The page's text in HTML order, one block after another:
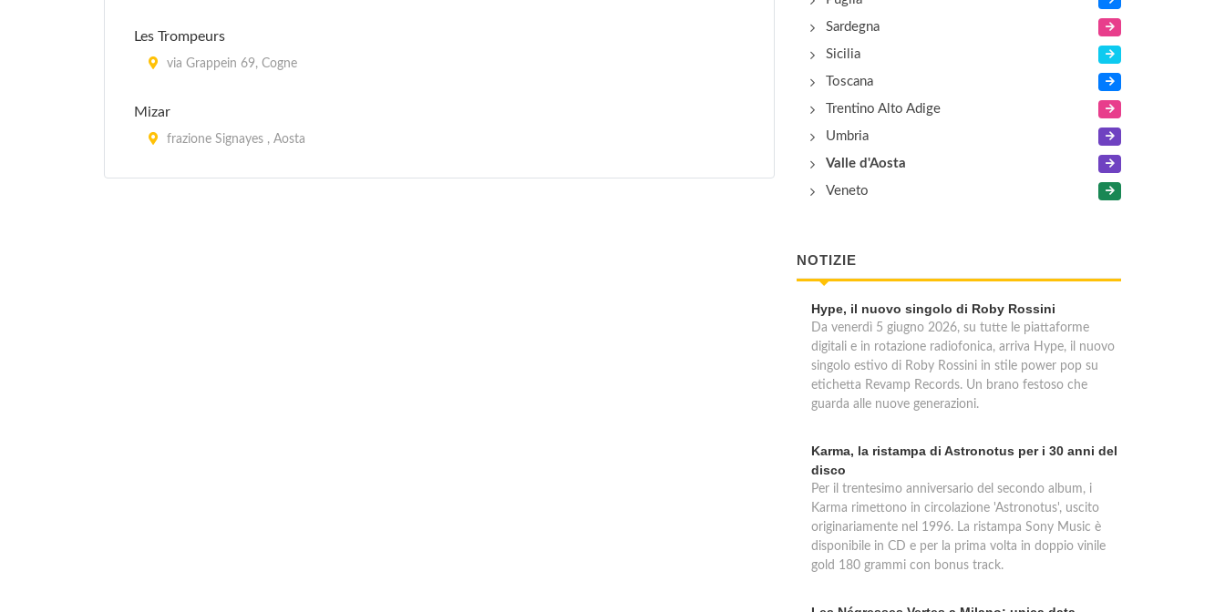
Les Trompeurs
via Grappein 69, Cogne
Mizar
frazione Signayes , Aosta
Sardegna
Sicilia
Toscana
Trentino Alto Adige
Umbria
Valle d'Aosta
Veneto
NOTIZIE
Hype, il nuovo singolo di Roby Rossini
Da venerdì 5 giugno 2026, su tutte le piattaforme
digitali e in rotazione radiofonica, arriva Hype, il nuovo
singolo estivo di Roby Rossini in stile power pop su
etichetta Revamp Records. Un brano festoso che
guarda alle nuove generazioni.
Karma, la ristampa di Astronotus per i 30 anni del
disco
Per il trentesimo anniversario del secondo album, i
Karma rimettono in circolazione 'Astronotus', uscito
originariamente nel 1996. La ristampa Sony Music è
disponibile in CD e per la prima volta in doppio vinile
gold 180 grammi con bonus track.